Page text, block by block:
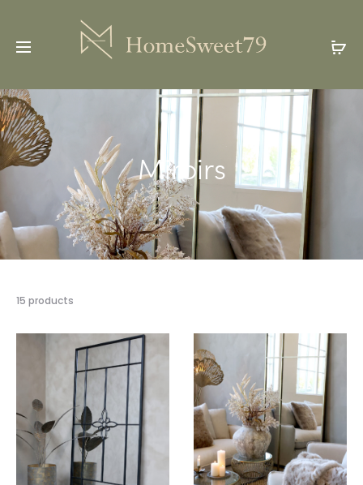
Miroirs
15 products